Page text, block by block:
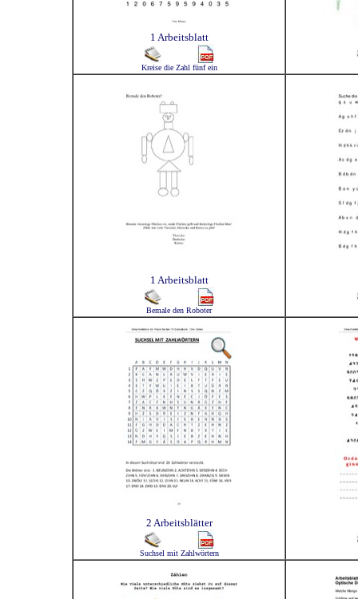
1 Arbeitsblatt
Kreise die Zahl fünf ein
1 Arbeitsblatt
Bemale den Roboter
2 Arbeitsblätter
Suchsel mit Zahlwörtern